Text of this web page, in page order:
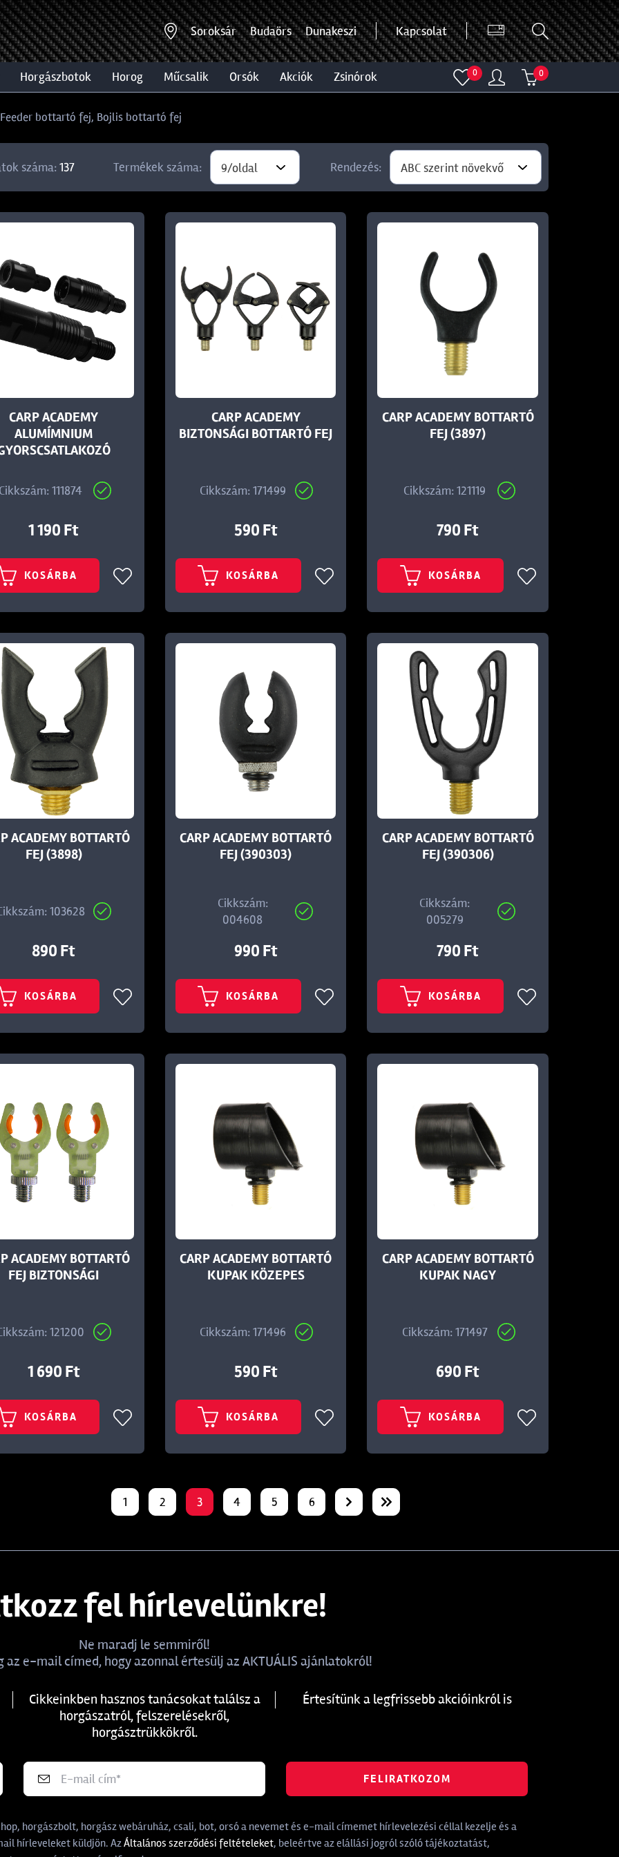
Soroksár Budaörs Dunakeszi Kapcsolat
horgászbotok horog műcsalik orsók akciók zsinórok 0 0
Feeder bottartó fej, Bojlis bottartó fej
száma:137 Termékek száma: 9/oldal Rendezés: ABC szerint növekvő
CARP ACADEMY
ALUMÍMNIUM
Cikkszám: 111874
1 190 Ft
KOSÁRBA
CARP ACADEMY
BIZTONSÁGI BOTTARTÓ FEJ
Cikkszám: 171499
590 Ft
KOSÁRBA
CARP ACADEMY BOTTARTÓ
FEJ (3897)
Cikkszám: 121119
790 Ft
KOSÁRBA
ACADEMY BOTTARTÓ
FEJ (3898)
103628
890 Ft
KOSÁRBA
CARP ACADEMY BOTTARTÓ
FEJ (390303)
Cikkszám:
004608
990 Ft
KOSÁRBA
CARP ACADEMY BOTTARTÓ
FEJ (390306)
Cikkszám:
005279
790 Ft
KOSÁRBA
ACADEMY BOTTARTÓ
FEJ BIZTONSÁGI
121200
1 690 Ft
KOSÁRBA
CARP ACADEMY BOTTARTÓ
KUPAK KÖZEPES
Cikkszám: 171496
590 Ft
KOSÁRBA
CARP ACADEMY BOTTARTÓ
KUPAK NAGY
Cikkszám: 171497
690 Ft
KOSÁRBA
1 2 3 4 5 6
fel hírlevelünkre!
Ne maradj le semmiről!
az e-mail címed, hogy azonnal értesülj az AKTUÁLIS ajánlatokról!
Cikkeinkben hasznos tanácsokat találsz a
horgászatról, felszerelésekről,
horgásztrükkökről.
Értesítünk a legfrissebb akcióinkról is
FELIRATKOZOM
horgászbolt, horgász webáruház, csali, bot, orsó a nevemet és e-mail címemet hírlevelezési céllal kezelje és a
hírleveleket küldjön. AzÁltalános szerződési feltételeket, beleértve az elállási jogról szóló tájékoztatást,